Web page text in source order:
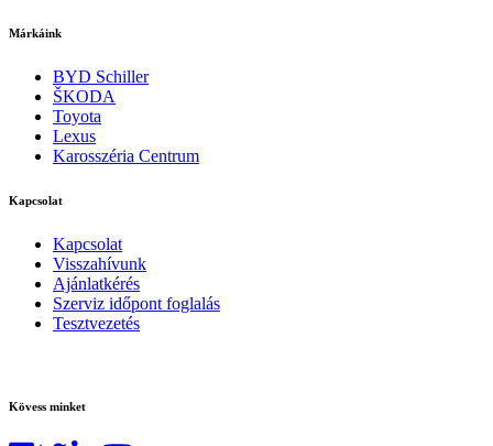
Márkáink
BYD Schiller
ŠKODA
Toyota
Lexus
Karosszéria Centrum
Kapcsolat
Kapcsolat
Visszahívunk
Ajánlatkérés
Szerviz időpont foglalás
Tesztvezetés
Kövess minket